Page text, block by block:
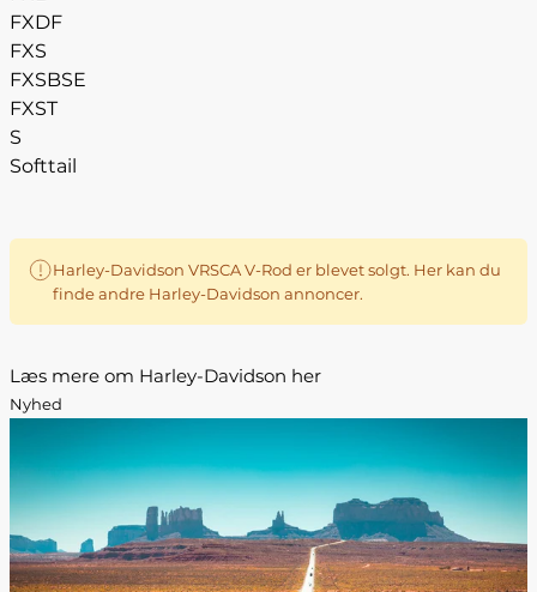
FXDF
FXS
FXSBSE
FXST
S
Softtail
Harley-Davidson VRSCA V-Rod er blevet solgt. Her kan du
finde andre Harley-Davidson annoncer.
Læs mere om Harley-Davidson her
Nyhed